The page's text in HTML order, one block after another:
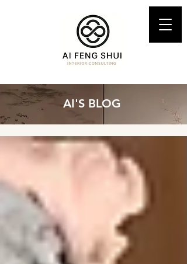
AI'S BLOG